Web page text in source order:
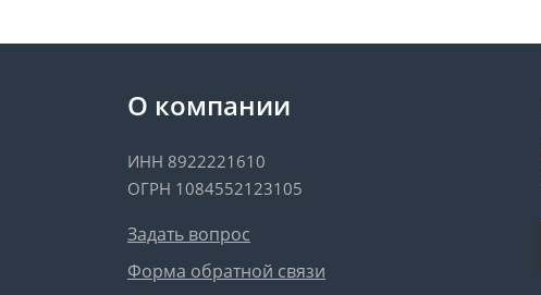
О компании
ИНН 8922221610
ОГРН 1084552123105
Задать вопрос
Форма обратной связи